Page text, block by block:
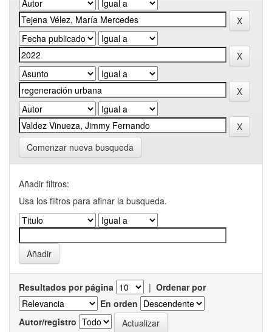
Comenzar nueva busqueda
Añadir filtros:
Usa los filtros para afinar la busqueda.
Resultados por página | Ordenar por
En orden
Autor/registro